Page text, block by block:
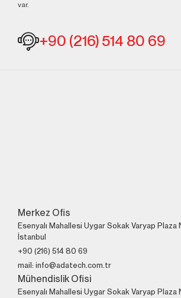
var.
+90 (216) 514 80 69
Merkez Ofis
Esenyalı Mahallesi Uygar Sokak Varyap Plaza
İstanbul
+90 (216) 514 80 69
mail: info@adatech.com.tr
Mühendislik Ofisi
Esenyalı Mahallesi Uygar Sokak Varyap Plaza